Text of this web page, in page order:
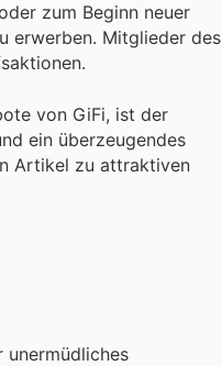
zum Beginn neuer
erwerben. Mitglieder des
von GiFi, ist der
ein überzeugendes
Artikel zu attraktiven
unermüdliches